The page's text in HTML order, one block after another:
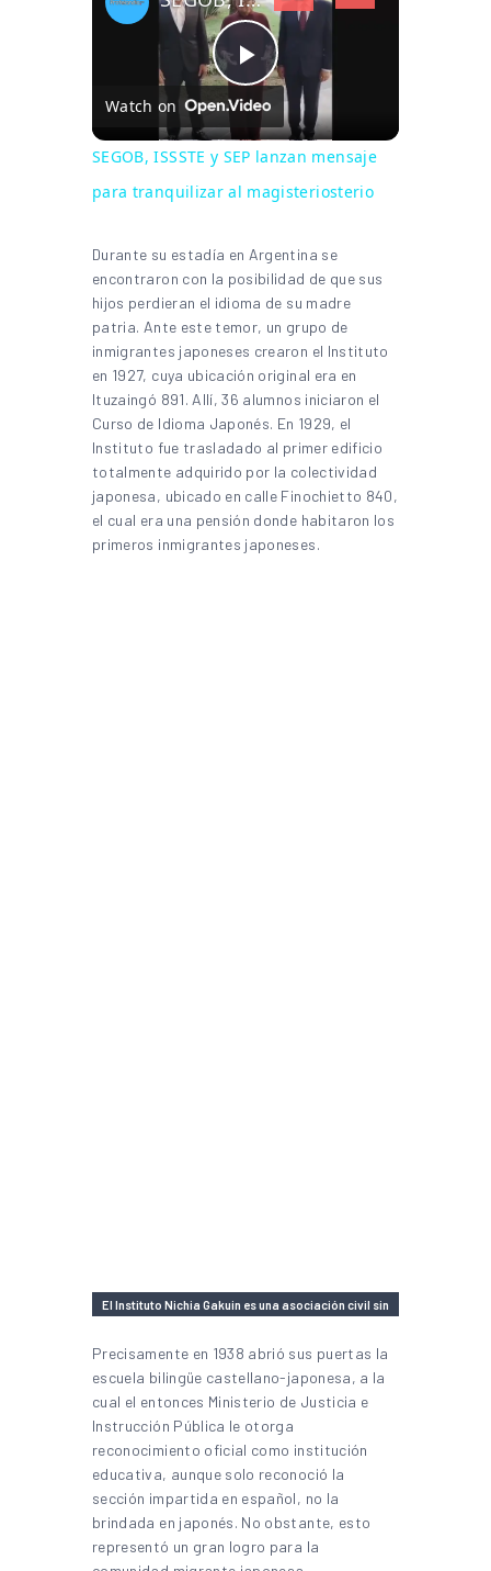
Play Video
Watch on
SEGOB, ISSSTE y SEP lanzan mensaje
para tranquilizar al magisteriosterio
Durante su estadía en Argentina se
encontraron con la posibilidad de que sus
hijos perdieran el idioma de su madre
patria. Ante este temor, un grupo de
inmigrantes japoneses crearon el Instituto
en 1927, cuya ubicación original era en
Ituzaingó 891. Allí, 36 alumnos iniciaron el
Curso de Idioma Japonés. En 1929, el
Instituto fue trasladado al primer edificio
totalmente adquirido por la colectividad
japonesa, ubicado en calle Finochietto 840,
el cual era una pensión donde habitaron los
primeros inmigrantes japoneses.
El Instituto Nichia Gakuin es una asociación civil sin
Precisamente en 1938 abrió sus puertas la
escuela bilingüe castellano-japonesa, a la
cual el entonces Ministerio de Justicia e
Instrucción Pública le otorga
reconocimiento oficial como institución
educativa, aunque solo reconoció la
sección impartida en español, no la
brindada en japonés. No obstante, esto
representó un gran logro para la